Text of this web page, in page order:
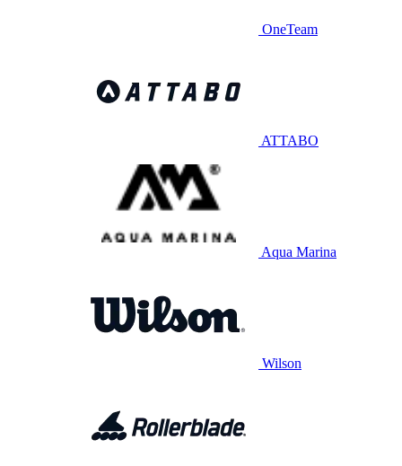
OneTeam
ATTABO
Aqua Marina
Wilson